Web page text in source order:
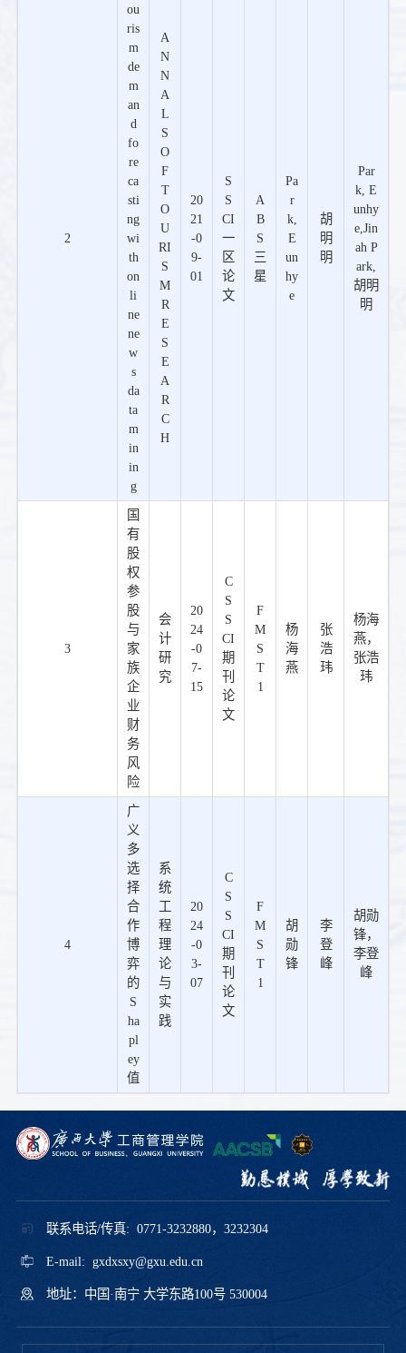
2
ou
ris
m
de
m
an
d
fo
re
ca
sti
ng
wi
th
on
li
ne
ne
w
s
da
ta
m
in
in
g
A
N
N
A
L
S
O
F
T
O
U
RI
S
M
R
E
S
E
A
R
C
H
20
21
-0
9-
01
S
S
CI
一
区
论
文
A
B
S
三
星
Pa
r
k,
E
un
hy
e
胡
明
明
Par
k, E
unhy
e,Jin
ah P
ark,
胡明
明
3
国
有
股
权
参
股
与
家
族
企
业
财
务
风
险
会
计
研
究
20
24
-0
7-
15
C
S
S
CI
期
刊
论
文
F
M
S
T
1
杨
海
燕
张
浩
玮
杨海
燕，
张浩
玮
4
广
义
多
选
择
合
作
博
弈
的
S
ha
pl
ey
值
系
统
工
程
理
论
与
实
践
20
24
-0
3-
07
C
S
S
CI
期
刊
论
文
F
M
S
T
1
胡
勋
锋
李
登
峰
胡勋
锋，
李登
峰
联系电话/传真: 0771-3232880，3232304
E-mail: gxdxsxy@gxu.edu.cn
地址：中国·南宁 大学东路100号 530004